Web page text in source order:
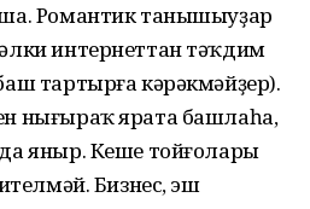
Романтик танышыуҙар
интернеттан тәҡдим
тартырға кәрәкмәйҙер).
нығыраҡ ярата башлаһа,
яныр. Кеше тойғолары
Бизнес, эш